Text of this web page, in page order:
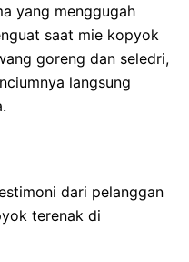
yang menggugah
saat mie kopyok
goreng dan seledri,
langsung
dari pelanggan
terenak di